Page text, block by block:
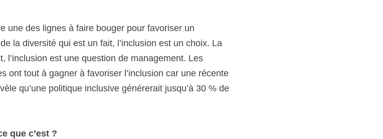
une des lignes à faire bouger pour favoriser un
la diversité qui est un fait, l’inclusion est un choix. La
l’inclusion est une question de management. Les
ont tout à gagner à favoriser l’inclusion car une récente
qu’une politique inclusive générerait jusqu’à 30 % de
que c’est ?